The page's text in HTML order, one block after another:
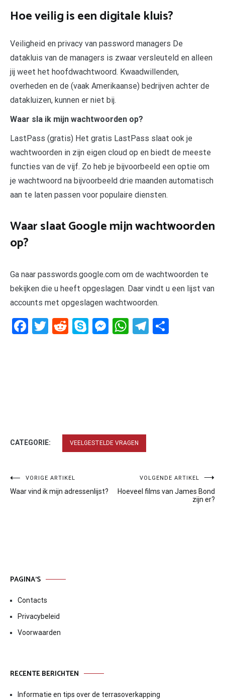
Hoe veilig is een digitale kluis?
Veiligheid en privacy van password managers De
datakluis van de managers is zwaar versleuteld en alleen
jij weet het hoofdwachtwoord. Kwaadwillenden,
overheden en de (vaak Amerikaanse) bedrijven achter de
datakluizen, kunnen er niet bij.
Waar sla ik mijn wachtwoorden op?
LastPass (gratis) Het gratis LastPass slaat ook je
wachtwoorden in zijn eigen cloud op en biedt de meeste
functies van de vijf. Zo heb je bijvoorbeeld een optie om
je wachtwoord na bijvoorbeeld drie maanden automatisch
aan te laten passen voor populaire diensten.
Waar slaat Google mijn wachtwoorden
op?
Ga naar passwords.google.com om de wachtwoorden te
bekijken die u heeft opgeslagen. Daar vindt u een lijst van
accounts met opgeslagen wachtwoorden.
Facebook
Twitter
RedditSkypeMessenger
WhatsApp
Telegram
CATEGORIE: VEELGESTELDE VRAGEN
Bericht
navigatie
VORIGE ARTIKEL
Waar vind ik mijn adressenlijst?
VOLGENDE ARTIKEL
Hoeveel films van James Bond
zijn er?
PAGINA’S
Contacts
Privacybeleid
Voorwaarden
RECENTE BERICHTEN
Informatie en tips over de terrasoverkapping